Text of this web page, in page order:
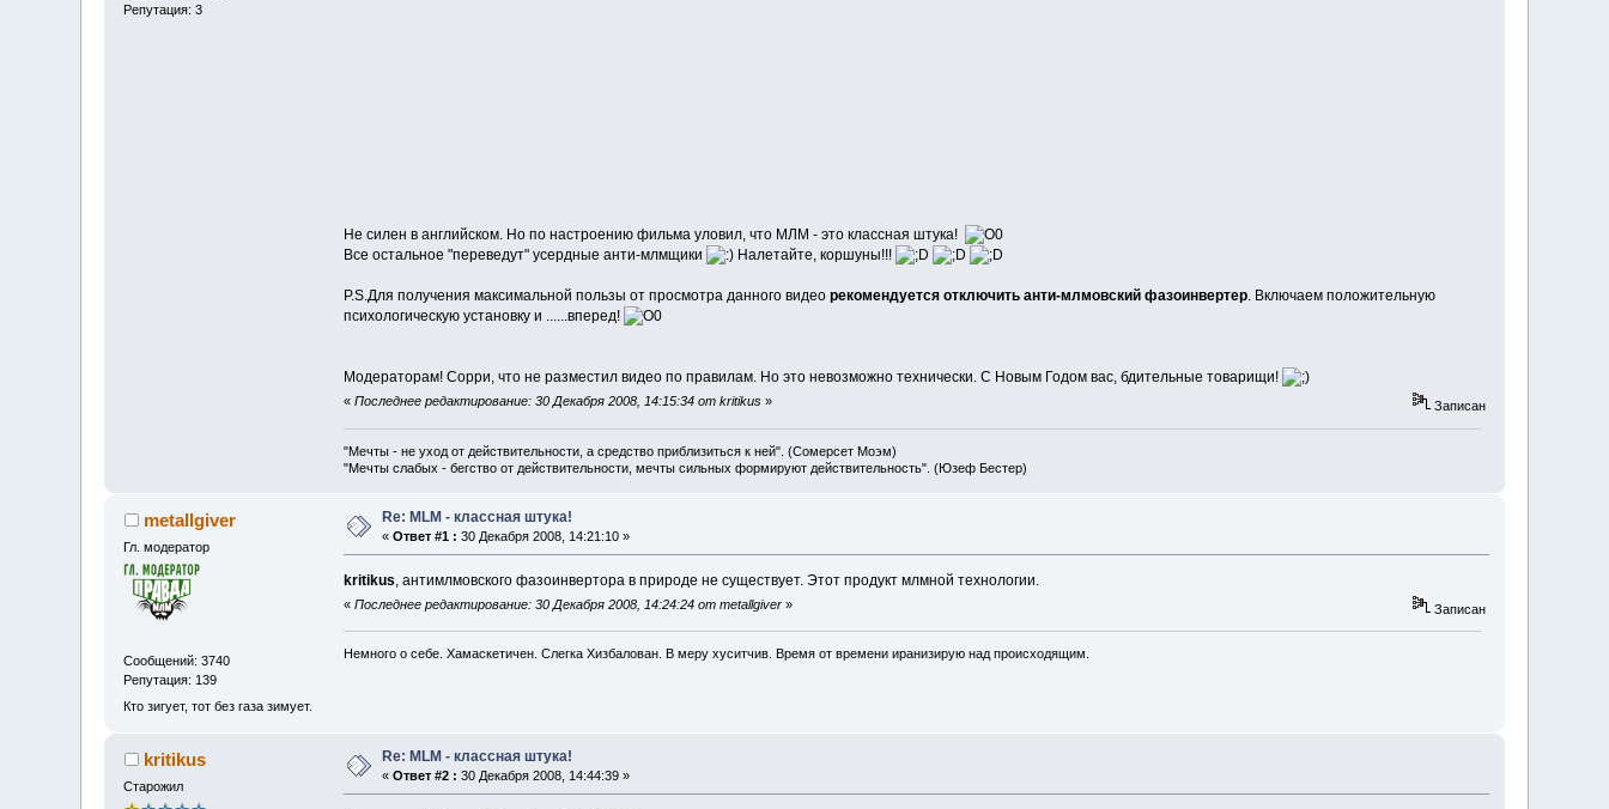
Репутация: 3
Не силен в английском. Но по настроению фильма уловил, что МЛМ - это классная штука!
Все остальное "переведут" усердные анти-млмщики
Налетайте, коршуны!!!
P.S.Для получения максимальной пользы от просмотра данного видео рекомендуется отключить анти-млмовский фазоинвертер. Включаем положительную
психологическую установку и ......вперед!
Модераторам! Сорри, что не разместил видео по правилам. Но это невозможно технически. С Новым Годом вас, бдительные товарищи!
« Последнее редактирование: 30 Декабря 2008, 14:15:34 от kritikus» Записан
"Мечты - не уход от действительности, а средство приблизиться к ней". (Сомерсет Моэм)
"Мечты слабых - бегство от действительности, мечты сильных формируют действительность". (Юзеф Бестер)
metallgiver
Гл. модератор
Сообщений: 3740
Репутация: 139
Кто зигует, тот без газа зимует.
Re: MLM - классная штука!
«Ответ #1 : 30 Декабря 2008, 14:21:10 »
kritikus , антимлмовского фазоинвертора в природе не существует. Этот продукт млмной технологии.
« Последнее редактирование: 30 Декабря 2008, 14:24:24 от metallgiver» Записан
Немного о себе. Хамаскетичен. Слегка Хизбалован. В меру хуситчив. Время от времени иранизирую над происходящим.
kritikus
Старожил
Re: MLM - классная штука!
«Ответ #2 : 30 Декабря 2008, 14:44:39 »